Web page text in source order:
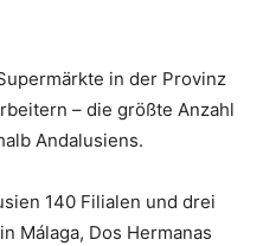
in der Provinz
– die größte Anzahl
Andalusiens.
140 Filialen und drei
Málaga, Dos Hermanas